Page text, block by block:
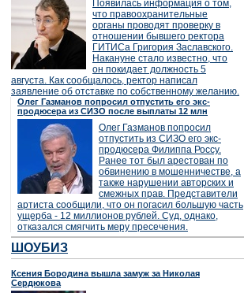
Появилась информация о том,
что правоохранительные
органы проводят проверку в
отношении бывшего ректора
ГИТИСа Григория Заславского.
Накануне стало известно, что
он покидает должность 5
августа. Как сообщалось, ректор написал
заявление об отставке по собственному желанию.
Олег Газманов попросил отпустить его экс-
продюсера из СИЗО после выплаты 12 млн
Олег Газманов попросил
отпустить из СИЗО его экс-
продюсера Филиппа Россу.
Ранее тот был арестован по
обвинению в мошенничестве, а
также нарушении авторских и
смежных прав. Представители
артиста сообщили, что он погасил большую часть
ущерба - 12 миллионов рублей. Суд, однако,
отказался смягчить меру пресечения.
ШОУБИЗ
Ксения Бородина вышла замуж за Николая
Сердюкова